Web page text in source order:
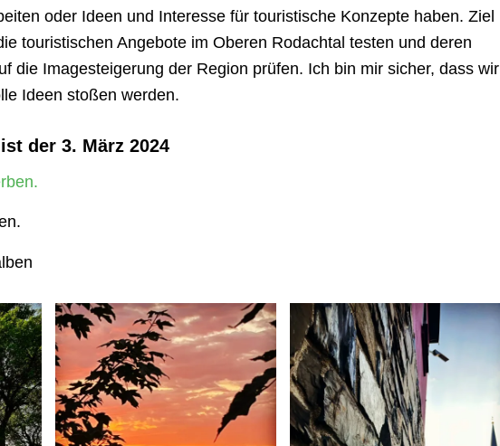
oder Ideen und Interesse für touristische Konzepte haben. Ziel
touristischen Angebote im Oberen Rodachtal testen und deren
die Imagesteigerung der Region prüfen. Ich bin mir sicher, dass wir
Ideen stoßen werden.
der 3. März 2024